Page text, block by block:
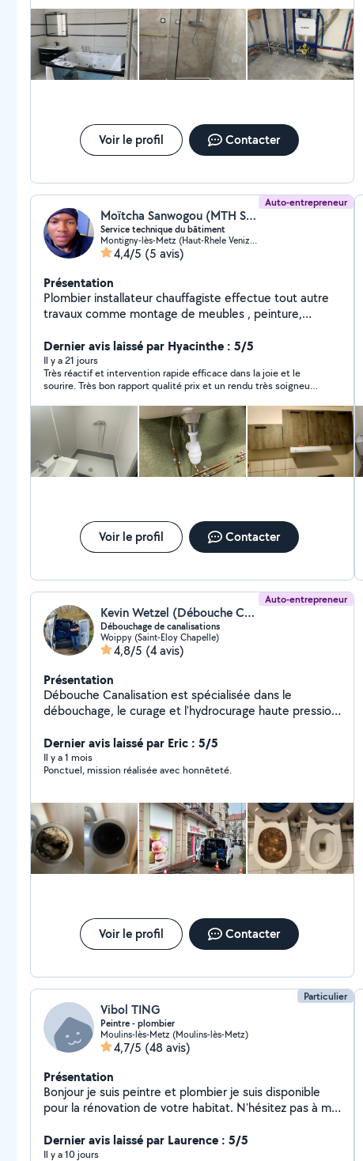
Voir le profil Contacter
Auto-entrepreneur
Moïtcha Sanwogou (MTH Service)
Service technique du bâtiment
Montigny-lès-Metz (Haut-Rhele Venizelos Saint-Victor)
4,4/5 (5 avis)
Présentation
Plombier installateur chauffagiste effectue tout autre
travaux comme montage de meubles , peinture,
électricité.20h
Dernier avis laissé par Hyacinthe : 5/5
Il y a 21 jours
Très réactif et intervention rapide efficace dans la joie et le
sourire. Très bon rapport qualité prix et un rendu très soigneux.
Voir le profil Contacter
Auto-entrepreneur
Kevin Wetzel (Débouche Canalisation)
Débouchage de canalisations
Woippy (Saint-Eloy Chapelle)
4,8/5 (4 avis)
Présentation
Débouche Canalisation est spécialisée dans le
débouchage, le curage et l'hydrocurage haute pression
intervenons 24h/24 et 7j/7 pour les particuliers,
professionnels et collectivités. Service rapide, propre
et sans produits chimiques. Spécialiste des
détartrage, le dégraissage, le curage préventif et le
diagnostic vidéo par caméra. Intervention écologique
et professionnelle en Moselle et Meurthe-et-Moselle.
Secteur Metz, Thionville, Briey, Villerupt, Longwy,
SIERCK les Bains, Bouzonville, Boulay, Remilly, Pont à
Dernier avis laissé par Eric : 5/5
Il y a 1 mois
Ponctuel, mission réalisée avec honnêteté.
Voir le profil Contacter
Particulier
Vibol TING
Peintre - plombier
Moulins-lès-Metz (Moulins-lès-Metz)
4,7/5 (48 avis)
Présentation
Bonjour je suis peintre et plombier je suis disponible
pour la rénovation de votre habitat. N'hésitez pas à me
Dernier avis laissé par Laurence : 5/5
Il y a 10 jours